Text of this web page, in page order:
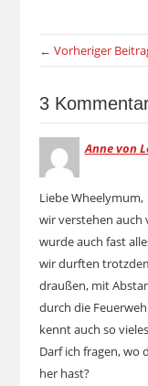
← Vorheriger
3
Anne von
Liebe Wheelymum,
wir verstehen auch
wurde auch fast
wir durften
draußen, mit
durch die
kennt auch so
Darf ich fragen,
her hast?